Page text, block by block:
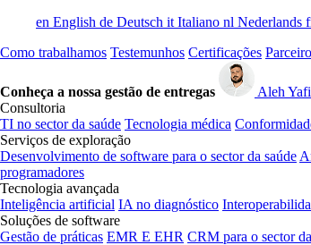
en English de Deutsch it Italiano nl Nederlands
Como trabalhamos Testemunhos Certificações
Conheça a nossa gestão de entregas Aleh
Consultoria
TI no sector da saúde Tecnologia médica
Serviços de exploração
Desenvolvimento de software para o sector da saúde
programadores
Tecnologia avançada
Inteligência artificial IA no diagnóstico
Soluções de software
Gestão de práticas EMR E EHR CRM para o sector